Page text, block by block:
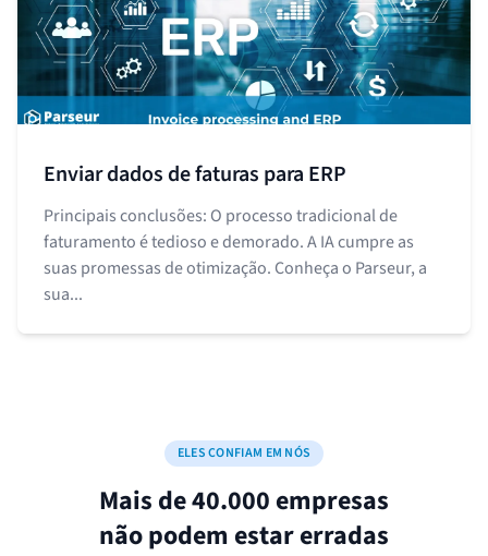
Enviar dados de faturas para ERP
Principais conclusões: O processo tradicional de
faturamento é tedioso e demorado. A IA cumpre as
suas promessas de otimização. Conheça o Parseur, a
sua...
ELES CONFIAM EM NÓS
Mais de 40.000 empresas
não podem estar erradas